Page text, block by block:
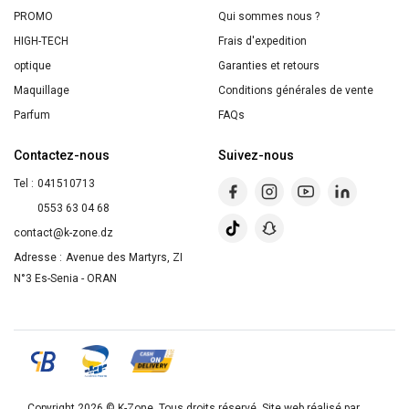
PROMO
HIGH-TECH
optique
Maquillage
Parfum
Qui sommes nous ?
Frais d'expedition
Garanties et retours
Conditions générales de vente
FAQs
Contactez-nous
Tel : 041510713
0553 63 04 68
contact@k-zone.dz
Adresse : Avenue des Martyrs, ZI
N°3 Es-Senia - ORAN
Suivez-nous